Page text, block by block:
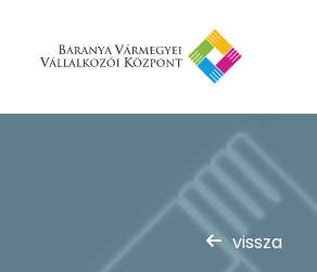
Rólunk
Szolgáltatások
Hírek
vissza